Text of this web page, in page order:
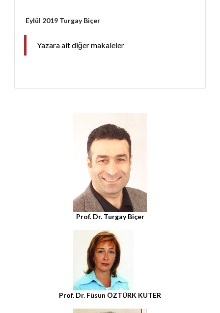
Eylül 2019 Turgay Biçer
Yazara ait diğer makaleler
Prof. Dr. Turgay Biçer
Prof. Dr. Füsun ÖZTÜRK KUTER